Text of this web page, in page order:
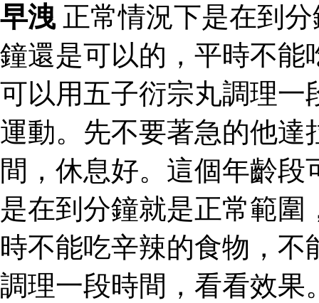
早洩 正常情況下是在到
鐘還是可以的，平時不能
可以用五子衍宗丸調理一
運動。先不要著急的他達
間，休息好。這個年齡
是在到分鐘就是正常範
時不能吃辛辣的食物，
調理一段時間，看看效果